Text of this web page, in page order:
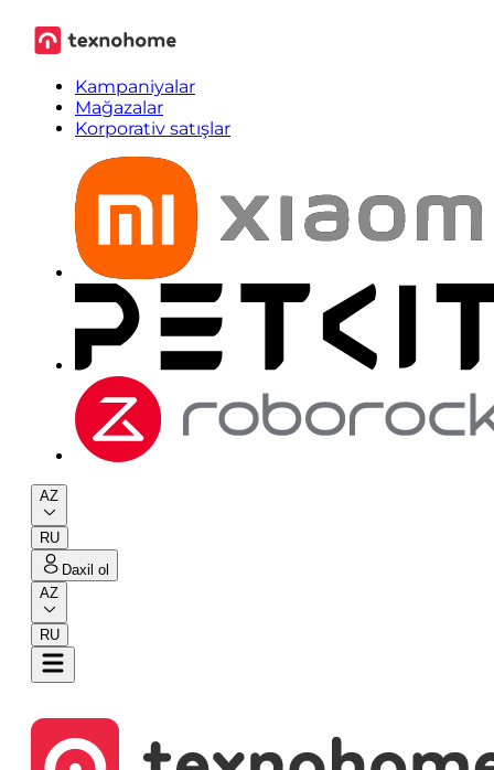
Kampaniyalar
Mağazalar
Korporativ satışlar
AZ
RU
Daxil ol
AZ
RU